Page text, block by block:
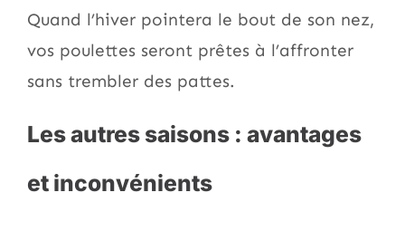
Quand l’hiver pointera le bout de son nez,
vos poulettes seront prêtes à l’affronter
sans trembler des pattes.
Les autres saisons : avantages
et inconvénients